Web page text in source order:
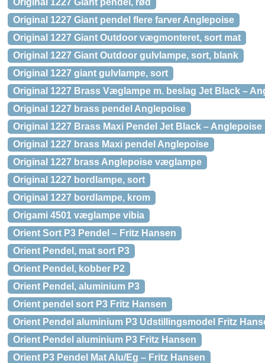
Original 1227 Giant pendel, rød
Original 1227 Giant pendel flere farver Anglepoise
Original 1227 Giant Outdoor vægmonteret, sort mat
Original 1227 Giant Outdoor gulvlampe, sort, blank
Original 1227 giant gulvlampe, sort
Original 1227 Brass Væglampe m. beslag Jet Black –
Original 1227 brass pendel Anglepoise
Original 1227 Brass Maxi Pendel Jet Black – Anglepoise
Original 1227 brass Maxi pendel Anglepoise
Original 1227 brass Anglepoise væglampe
Original 1227 bordlampe, sort
Original 1227 bordlampe, krom
Origami 4501 væglampe vibia
Orient Sort P3 Pendel – Fritz Hansen
Orient Pendel, mat sort P3
Orient Pendel, kobber P2
Orient Pendel, aluminium P3
Orient pendel sort P3 Fritz Hansen
Orient Pendel aluminium P3 Udstillingsmodel Fritz
Orient Pendel aluminium P3 Fritz Hansen
Orient P3 Pendel Mat Alu/Eg – Fritz Hansen